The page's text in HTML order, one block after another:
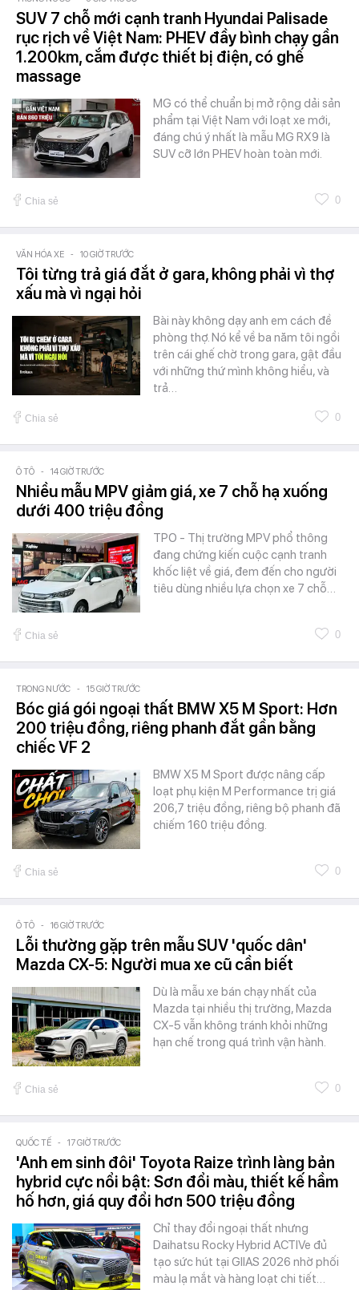
SUV 7 chỗ mới cạnh tranh Hyundai Palisade
rục rịch về Việt Nam: PHEV đầy bình chạy gần
1.200km, cắm được thiết bị điện, có ghế
massage
MG có thể chuẩn bị mở rộng dải sản
phẩm tại Việt Nam với loạt xe mới,
đáng chú ý nhất là mẫu MG RX9 là
SUV cỡ lớn PHEV hoàn toàn mới.
Chia sẻ 0
VĂN HÓA XE - 10 GIỜ TRƯỚC
Tôi từng trả giá đắt ở gara, không phải vì thợ
xấu mà vì ngại hỏi
Bài này không dạy anh em cách đề
phòng thợ. Nó kể về ba năm tôi ngồi
trên cái ghế chờ trong gara, gật đầu
với những thứ mình không hiểu, và
trả…
Chia sẻ 0
Ô TÔ - 14 GIỜ TRƯỚC
Nhiều mẫu MPV giảm giá, xe 7 chỗ hạ xuống
dưới 400 triệu đồng
TPO - Thị trường MPV phổ thông
đang chứng kiến cuộc cạnh tranh
khốc liệt về giá, đem đến cho người
tiêu dùng nhiều lựa chọn xe 7 chỗ…
Chia sẻ 0
TRONG NƯỚC - 15 GIỜ TRƯỚC
Bóc giá gói ngoại thất BMW X5 M Sport: Hơn
200 triệu đồng, riêng phanh đắt gần bằng
chiếc VF 2
BMW X5 M Sport được nâng cấp
loạt phụ kiện M Performance trị giá
206,7 triệu đồng, riêng bộ phanh đã
chiếm 160 triệu đồng.
Chia sẻ 0
Ô TÔ - 16 GIỜ TRƯỚC
Lỗi thường gặp trên mẫu SUV 'quốc dân'
Mazda CX-5: Người mua xe cũ cần biết
Dù là mẫu xe bán chạy nhất của
Mazda tại nhiều thị trường, Mazda
CX-5 vẫn không tránh khỏi những
hạn chế trong quá trình vận hành.
Chia sẻ 0
QUỐC TẾ - 17 GIỜ TRƯỚC
'Anh em sinh đôi' Toyota Raize trình làng bản
hybrid cực nổi bật: Sơn đổi màu, thiết kế hầm
hố hơn, giá quy đổi hơn 500 triệu đồng
Chỉ thay đổi ngoại thất nhưng
Daihatsu Rocky Hybrid ACTIVe đủ
tạo sức hút tại GIIAS 2026 nhờ phối
màu lạ mắt và hàng loạt chi tiết…